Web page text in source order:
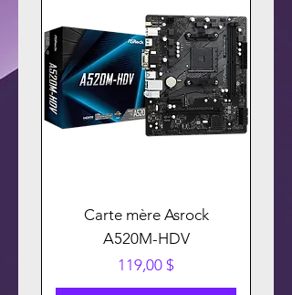
Carte mère Asrock
A520M-HDV
Prix
119,00 $